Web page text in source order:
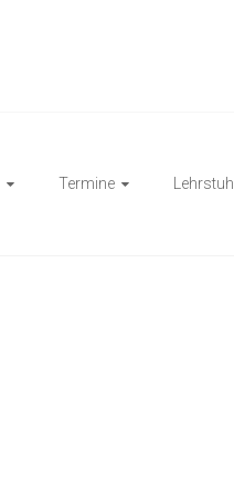
Termine Lehrstuhl